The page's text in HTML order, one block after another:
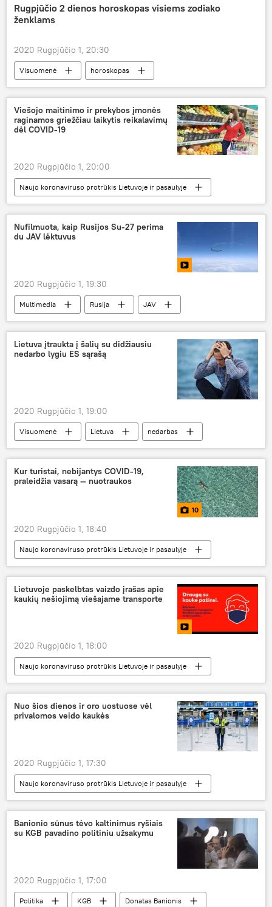
Rugpjūčio 2 dienos horoskopas visiems zodiako
ženklams
2020 Rugpjūčio 1, 20:30
Visuomenė horoskopas
Viešojo maitinimo ir prekybos įmonės
raginamos griežčiau laikytis reikalavimų
dėl COVID-19
2020 Rugpjūčio 1, 20:00
Naujo koronaviruso protrūkis Lietuvoje ir pasaulyje
Visuomenė
Valstybinė maisto ir veterinarijos tarnyba (VMVT)
koronavirusas
Nufilmuota, kaip Rusijos Su-27 perima
du JAV lėktuvus
2020 Rugpjūčio 1, 19:30
Multimedia Rusija
JAV
Rusijos gynybos ministerija
Lietuva įtraukta į šalių su didžiausiu
nedarbo lygiu ES sąrašą
2020 Rugpjūčio 1, 19:00
Visuomenė Lietuva
nedarbas
ES
Kur turistai, nebijantys COVID-19,
praleidžia vasarą — nuotraukos
10
2020 Rugpjūčio 1, 18:40
Naujo koronaviruso protrūkis Lietuvoje ir pasaulyje
Nuotraukos
Multimedia
koronavirusas
turizmas
turistai
COVID-19
Lietuvoje paskelbtas vaizdo įrašas apie
kaukių nešiojimą viešajame transporte
2020 Rugpjūčio 1, 18:00
Naujo koronaviruso protrūkis Lietuvoje ir pasaulyje
Multimedia
Lietuva
SĮ "Susisiekimo paslaugos"
viešasis transportas
Nuo šios dienos ir oro uostuose vėl
privalomos veido kaukės
2020 Rugpjūčio 1, 17:30
Naujo koronaviruso protrūkis Lietuvoje ir pasaulyje
Visuomenė
Banionio sūnus tėvo kaltinimus ryšiais
su KGB pavadino politiniu užsakymu
2020 Rugpjūčio 1, 17:00
Politika KGB Donatas Banionis